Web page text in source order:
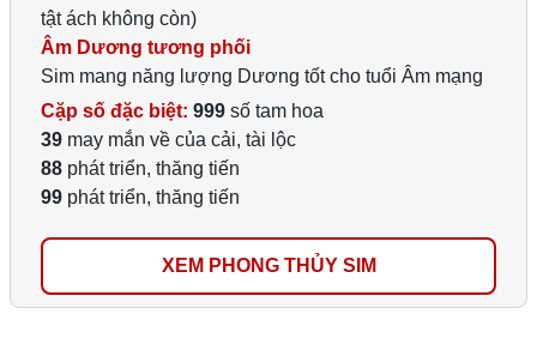
tật ách không còn)
Âm Dương tương phối
Sim mang năng lượng Dương tốt cho tuổi Âm mạng
Cặp số đặc biệt: 999 số tam hoa
39 may mắn về của cải, tài lộc
88 phát triển, thăng tiến
99 phát triển, thăng tiến
XEM PHONG THỦY SIM